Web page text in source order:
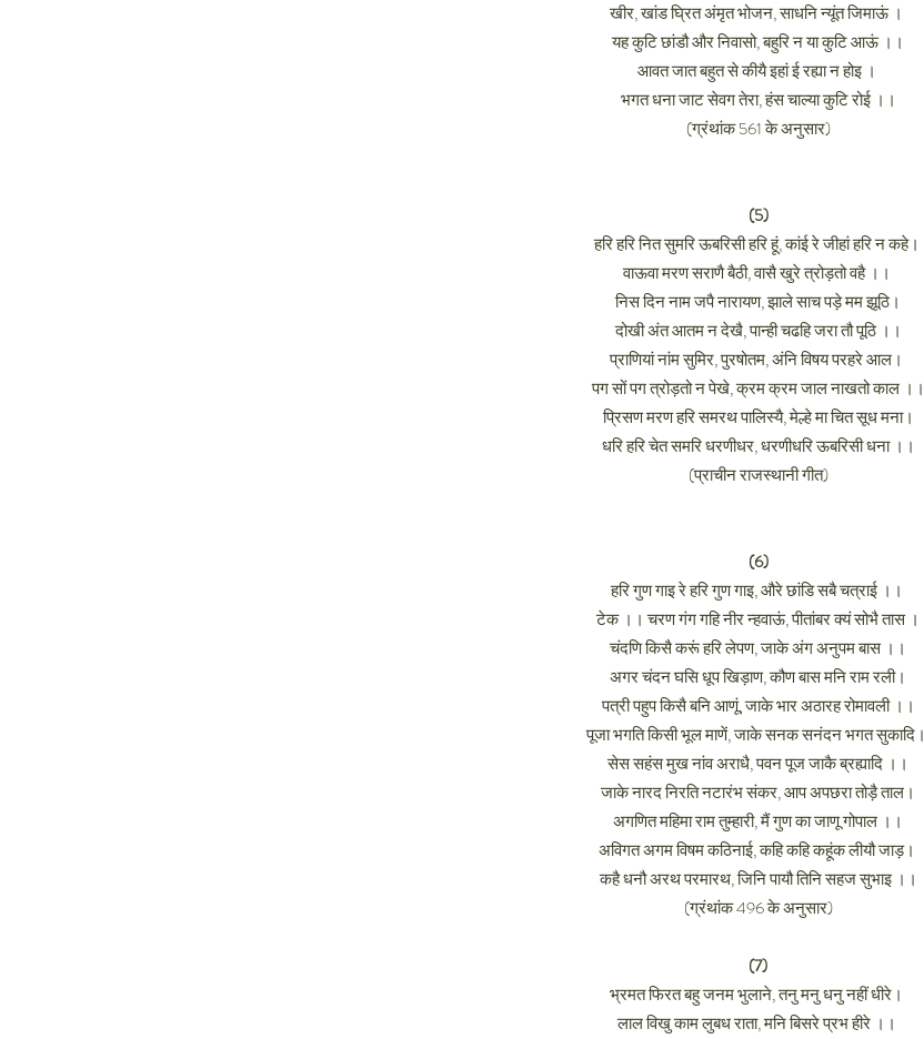
खीर, खांड घ्रित अंमृत भोजन, साधनि न्यूंत जिमाऊं ।
यह कुटि छांडौ और निवासो, बहुरि न या कुटि आऊं ।।
आवत जात बहुत से कीयै इहां ई रह्या न होइ ।
भगत धना जाट सेवग तेरा, हंस चाल्या कुटि रोई ।।
(ग्रंथांक 561 के अनुसार)
(5)
हरि हरि नित सुमरि ऊबरिसी हरि हूं, कांई रे जीहां हरि न कहे।
वाऊवा मरण सराणै बैठी, वासै खुरे त्रोड़तो वहै ।।
निस दिन नाम जपै नारायण, झाले साच पड़े मम झूठि।
दोखी अंत आतम न देखै, पान्ही चढहि जरा तौ पूठि ।।
प्राणियां नांम सुमिर, पुरषोतम, अंनि विषय परहरे आल।
पग सों पग त्रोड़तो न पेखे, क्रम क्रम जाल नाखतो काल ।।
प्रिसण मरण हरि समरथ पालिस्यै, मेल्हे मा चित सूध मना।
धरि हरि चेत समरि धरणीधर, धरणीधरि ऊबरिसी धना ।।
(प्राचीन राजस्थानी गीत)
(6)
हरि गुण गाइ रे हरि गुण गाइ, औरे छांडि सबै चत्राई ।।
टेक ।। चरण गंग गहि नीर न्हवाऊं, पीतांबर क्यं सोभै तास ।
चंदणि किसै करूं हरि लेपण, जाके अंग अनुपम बास ।।
अगर चंदन घसि धूप खिड़ाण, कौण बास मनि राम रली।
पत्री पहुप किसै बनि आणूं, जाके भार अठारह रोमावली ।।
पूजा भगति किसी भूल माणें, जाके सनक सनंदन भगत सुकादि।
सेस सहंस मुख नांव अराधै, पवन पूज जाकै ब्रह्यादि ।।
जाके नारद निरति नटारंभ संकर, आप अपछरा तोड़ै ताल।
अगणित महिमा राम तुम्हारी, मैं गुण का जाणू गोपाल ।।
अविगत अगम विषम कठिनाई, कहि कहि कहूंक लीयौ जाड़।
कहै धनौ अरथ परमारथ, जिनि पायौ तिनि सहज सुभाइ ।।
(ग्रंथांक 496 के अनुसार)
(7)
भ्रमत फिरत बहु जनम भुलाने, तनु मनु धनु नहीं धीरे।
लाल विखु काम लुबध राता, मनि बिसरे प्रभ हीरे ।।